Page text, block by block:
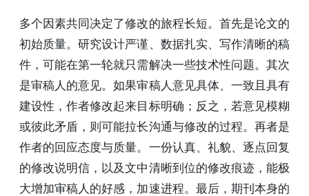
多个因素共同决定了修改的旅程长短。首先是论文的
初始质量。研究设计严谨、数据扎实、写作清晰的稿
件，可能在第一轮就只需解决一些技术性问题。其次
是审稿人的意见。如果审稿人意见具体、一致且具有
建设性，作者修改起来目标明确；反之，若意见模糊
或彼此矛盾，则可能拉长沟通与修改的过程。再者是
作者的回应态度与质量。一份认真、礼貌、逐点回复
的修改说明信，以及文中清晰到位的修改痕迹，能极
大增加审稿人的好感，加速进程。最后，期刊本身的